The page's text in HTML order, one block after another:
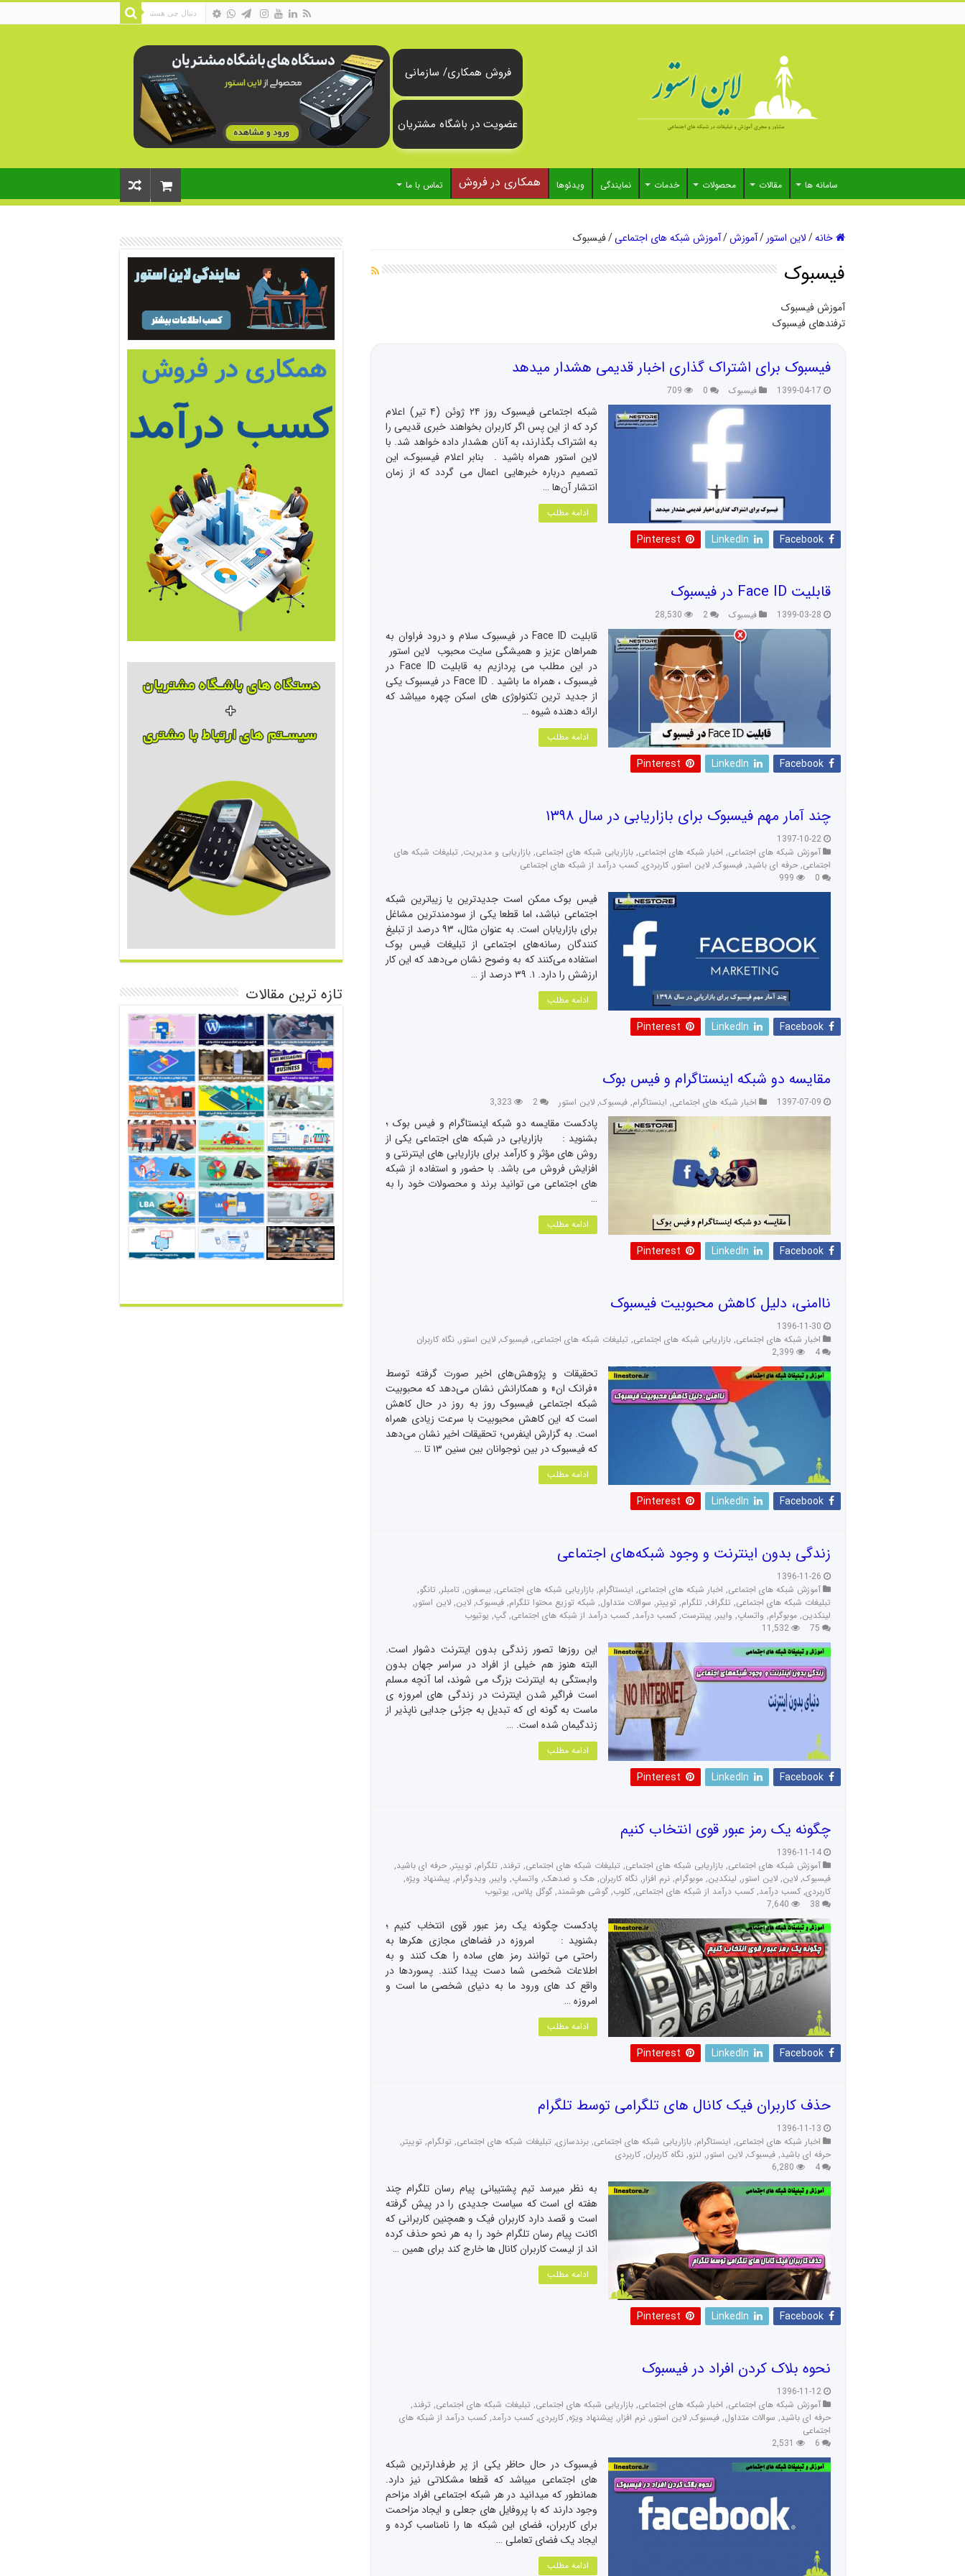
فروش همکاری/ سازمانی
عضویت در باشگاه مشتریان
سامانه ها مقالات محصولات خدمات نمایندگی ویدئوها همکاری در فروش تماس با ما
خانه/لاین استور/آموزش/آموزش شبکه های اجتماعی/فیسبوک
فیسبوک
آموزش فیسبوک
ترفندهای فیسبوک
فیسبوک برای اشتراک‌ گذاری اخبار قدیمی هشدار میدهد
1399-04-17 فیسبوک 0
709
شبکه اجتماعی فیسبوک روز ۲۴ ژوئن (۴ تیر) اعلام
کرد که از این پس اگر کاربران بخواهند خبری قدیمی را
به اشتراک بگذارند، به آنان هشدار داده خواهد شد. با
لاین استور همراه باشید . بنابر اعلام فیسبوک، این
تصمیم درباره خبرهایی اعمال می گردد که از زمان
انتشار آن‌ها …
ادامه مطلب
Facebook
LinkedIn
Pinterest
قابلیت Face ID در فیسبوک
1399-03-28 فیسبوک 2
28,530
قابلیت Face ID در فیسبوک سلام و درود فراوان به
همراهان عزیز و همیشگی سایت محبوب لاین استور
در این مطلب می پردازیم به قابلیت Face ID در
فیسبوک ، همراه ما باشید . Face ID در فیسبوک یکی
از جدید ترین تکنولوژی های اسکن چهره میباشد که
ارائه دهنده شیوه …
ادامه مطلب
Facebook
LinkedIn
Pinterest
چند آمار مهم فیسبوک برای بازاریابی در سال ۱۳۹۸
1397-10-22
آموزش شبکه های اجتماعی, اخبار شبکه های اجتماعی, بازاریابی شبکه های اجتماعی, بازاریابی و مدیریت, تبلیغات شبکه های
اجتماعی, حرفه ای باشید, فیسبوک, لاین استور, کاربردی, کسب درآمد از شبکه های اجتماعی
0
999
فیس بوک ممکن است جدیدترین یا زیباترین شبکه
اجتماعی نباشد، اما قطعا یکی از سودمندترین مشاغل
برای بازاریابان است. به عنوان مثال، ۹۳ درصد از تبلیغ
کنندگان رسانه‌های اجتماعی از تبلیغات فیس بوک
استفاده می‌کنند که به وضوح نشان می‌دهد که این کار
ارزشش را دارد. ۱. ۳۹ درصد از …
ادامه مطلب
Facebook
LinkedIn
Pinterest
مقایسه دو شبکه اینستاگرام و فیس بوک
1397-07-09 اخبار شبکه های اجتماعی, اینستاگرام, فیسبوک, لاین استور 2
3,323
پادکست مقایسه دو شبکه اینستاگرام و فیس بوک ؛
بشنوید : بازاریابی در شبکه های اجتماعی یکی از
روش های مؤثر و کارآمد برای بازاریابی های اینترنتی و
افزایش فروش می باشد. با حضور و استفاده از شبکه
های اجتماعی می توانید برند و محصولات خود را به
…
ادامه مطلب
Facebook
LinkedIn
Pinterest
ناامنی، دلیل کاهش محبوبیت فیسبوک
1396-11-30
اخبار شبکه های اجتماعی, بازاریابی شبکه های اجتماعی, تبلیغات شبکه های اجتماعی, فیسبوک, لاین استور, نگاه کاربران
4
2,399
تحقیقات و پژوهش‌های اخیر صورت گرفته توسط
«فرانک ان» و همکارانش نشان می‌دهد که محبوبیت
شبکه اجتماعی فیسبوک روز به روز در حال کاهش
است که این کاهش محبوبیت با سرعت زیادی همراه
است. به گزارش اینفرس؛ تحقیقات اخیر نشان می‌دهد
که فیسبوک در بین نوجوانان بین سنین ۱۳ تا …
ادامه مطلب
Facebook
LinkedIn
Pinterest
زندگی بدون اینترنت و وجود شبکه‌های اجتماعی
1396-11-26
آموزش شبکه های اجتماعی, اخبار شبکه های اجتماعی, اینستاگرام, بازاریابی شبکه های اجتماعی, بیسفون, تامبلر, تانگو,
تبلیغات شبکه های اجتماعی, تلگراف, تلگرام, توییتر, سوالات متداول, شبکه توزیع محتوا تلگرام, فیسبوک, لاین, لاین استور,
لینکدین, موبوگرام, واتساپ, وایبر, پینترست, کسب درآمد, کسب درآمد از شبکه های اجتماعی, گپ, یوتیوب
75
11,532
این روزها تصور زندگی بدون اینترنت دشوار است.
البته هنوز هم خیلی از افراد در سراسر جهان بدون
وابستگی به اینترنت بزرگ می شوند، اما آنچه مسلم
است فراگیر شدن اینترنت در زندگی های امروزه ی
ماست به گونه ای که تبدیل به جزئی جدایی ناپذیر از
زندگیمان شده است. …
ادامه مطلب
Facebook
LinkedIn
Pinterest
چگونه یک رمز عبور قوی انتخاب کنیم
1396-11-14
آموزش شبکه های اجتماعی, بازاریابی شبکه های اجتماعی, تبلیغات شبکه های اجتماعی, ترفند, تلگرام, توییتر, حرفه ای باشید,
فیسبوک, لاین, لاین استور, لینکدین, موبوگرام, نرم افزار, نگاه کاربران, هک و ضدهک, واتساپ, وایبر, ویدوگرام, پیشنهاد ویژه,
کاربردی, کسب درآمد, کسب درآمد از شبکه های اجتماعی, کلوب, گوشی هوشمند, گوگل پلاس, یوتیوب
38
7,640
پادکست چگونه یک رمز عبور قوی انتخاب کنیم ؛
بشنوید : امروزه در فضاهای مجازی هکرها به
راحتی می توانند رمز های ساده را هک کنند و به
اطلاعات شخصی شما دست پیدا کنند. پسوردها در
واقع کد های ورود ما به دنیای شخصی ما است و
امروزه …
ادامه مطلب
Facebook
LinkedIn
Pinterest
حذف کاربران فیک کانال های تلگرامی توسط تلگرام
1396-11-13
اخبار شبکه های اجتماعی, اینستاگرام, بازاریابی شبکه های اجتماعی, برندسازی, تبلیغات شبکه های اجتماعی, تولگرام, توییتر,
حرفه ای باشید, فیسبوک, لاین استور, لنزو, نگاه کاربران, کاربردی
4
6,280
به نظر میرسد تیم پشتیبانی پیام رسان تلگرام چند
هفته ای است که سیاست جدیدی را در پیش گرفته
است و قصد دارد کاربران فیک و همچنین کاربرانی که
اکانت پیام رسان تلگرام خود را به هر نحو حذف کرده
اند از لیست کاربران کانال ها خارج کند برای همین …
ادامه مطلب
Facebook
LinkedIn
Pinterest
نحوه بلاک کردن افراد در فیسبوک
1396-11-12
آموزش شبکه های اجتماعی, اخبار شبکه های اجتماعی, بازاریابی شبکه های اجتماعی, تبلیغات شبکه های اجتماعی, ترفند,
حرفه ای باشید, سوالات متداول, فیسبوک, لاین استور, نرم افزار, پیشنهاد ویژه, کاربردی, کسب درآمد, کسب درآمد از شبکه های
اجتماعی
6
2,531
فیسبوک در حال حاظر یکی از پر طرفدارترین شبکه
های اجتماعی میباشد که قطعا مشکلاتی نیز دارد.
همانطور که میدانید در هر شبکه اجتماعی افراد مزاحم
وجود دارند که با پروفایل های جعلی و ایجاد مزاحمت
برای کاربران، فضای این شبکه ها را نامناسب کرده و
ایجاد یک فضای تعاملی …
ادامه مطلب
تازه ترین مقالات